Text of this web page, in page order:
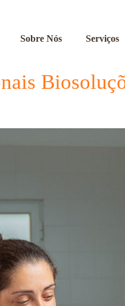
Sobre Nós Serviços